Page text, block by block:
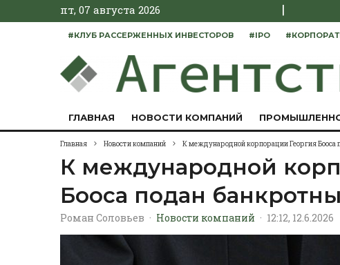
пт, 07 августа 2026 |
#КЛУБ РАССЕРЖЕННЫХ ИНВЕСТОРОВ #IPO
ГЛАВНАЯ НОВОСТИ КОМПАНИЙ
Главная Новости компаний К международной корпорации Георгия Бооса
К международной
Бооса подан
Роман Соловьев · Новости компаний · 12:12, 12.6.2026